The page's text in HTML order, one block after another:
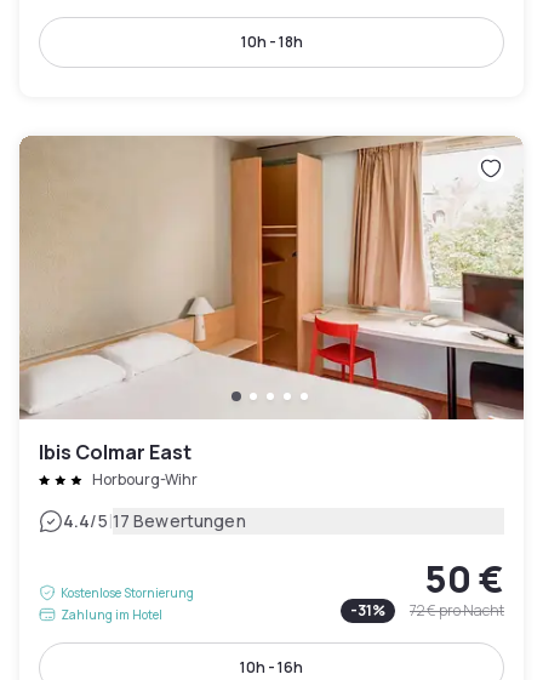
10h - 18h
Ibis Colmar East
Horbourg-Wihr
4.4/5|17 Bewertungen
Kostenlose Stornierung
Zahlung im Hotel
50 €
-31% 72 €pro Nacht
10h - 16h